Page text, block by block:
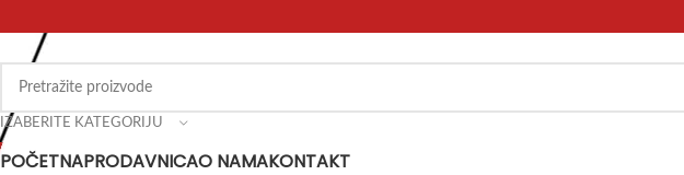
IZABERITE KATEGORIJU
POČETNAPRODAVNICAO NAMAKONTAKT